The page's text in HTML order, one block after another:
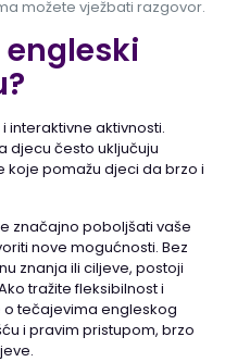
možete vježbati razgovor.
interaktivne aktivnosti.
djecu često uključuju
koje pomažu djeci da brzo i
značajno poboljšati vaše
nove mogućnosti. Bez
znanja ili ciljeve, postoji
tražite fleksibilnost i
o tečajevima engleskog
i pravim pristupom, brzo